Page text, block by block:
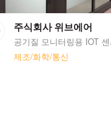
주식회사 위브에어
제조/화학/통신